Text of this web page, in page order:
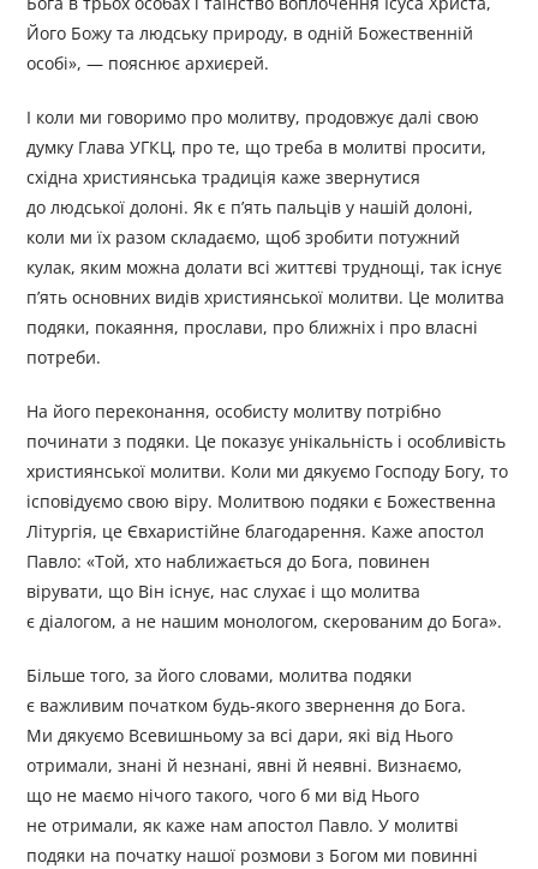
Його Божу та людську природу, в одній Божественній
особі», — пояснює архиєрей.
І коли ми говоримо про молитву, продовжує далі свою
думку Глава УГКЦ, про те, що треба в молитві просити,
східна християнська традиція каже звернутися
до людської долоні. Як є п’ять пальців у нашій долоні,
коли ми їх разом складаємо, щоб зробити потужний
кулак, яким можна долати всі життєві труднощі, так існує
п’ять основних видів християнської молитви. Це молитва
подяки, покаяння, прослави, про ближніх і про власні
потреби.
На його переконання, особисту молитву потрібно
починати з подяки. Це показує унікальність і особливість
християнської молитви. Коли ми дякуємо Господу Богу, то
ісповідуємо свою віру. Молитвою подяки є Божественна
Літургія, це Євхаристійне благодарення. Каже апостол
Павло: «Той, хто наближається до Бога, повинен
вірувати, що Він існує, нас слухає і що молитва
є діалогом, а не нашим монологом, скерованим до Бога».
Більше того, за його словами, молитва подяки
є важливим початком будь-якого звернення до Бога.
Ми дякуємо Всевишньому за всі дари, які від Нього
отримали, знані й незнані, явні й неявні. Визнаємо,
що не маємо нічого такого, чого б ми від Нього
не отримали, як каже нам апостол Павло. У молитві
подяки на початку нашої розмови з Богом ми повинні